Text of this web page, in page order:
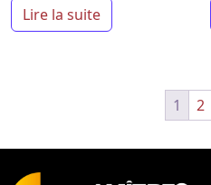
Lire la suite
1 2